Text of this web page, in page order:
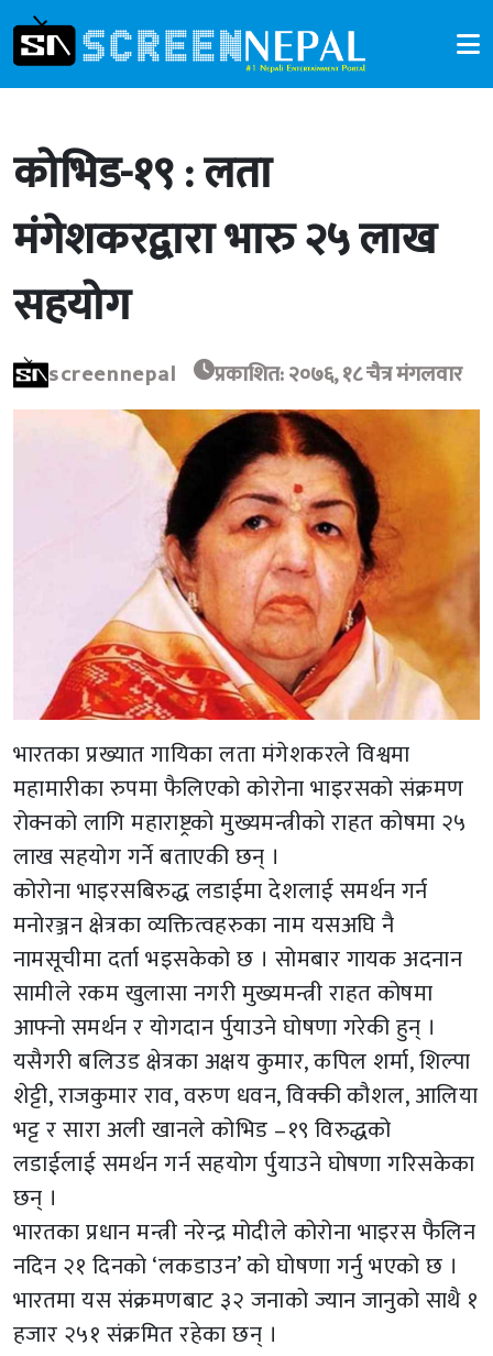
कोभिड-१९ : लता
मंगेशकरद्वारा भारु २५ लाख
सहयोग
screennepal प्रकाशित: २०७६, १८ चैत्र मंगलवार
भारतका प्रख्यात गायिका लता मंगेशकरले विश्वमा
महामारीका रुपमा फैलिएको कोरोना भाइरसको संक्रमण
रोक्नको लागि महाराष्ट्रको मुख्यमन्त्रीको राहत कोषमा २५
लाख सहयोग गर्ने बताएकी छन् ।
कोरोना भाइरसबिरुद्ध लडाईमा देशलाई समर्थन गर्न
मनोरञ्जन क्षेत्रका व्यक्तित्वहरुका नाम यसअघि नै
नामसूचीमा दर्ता भइसकेको छ । सोमबार गायक अदनान
सामीले रकम खुलासा नगरी मुख्यमन्त्री राहत कोषमा
आफ्नो समर्थन र योगदान र्पुयाउने घोषणा गरेकी हुन् ।
यसैगरी बलिउड क्षेत्रका अक्षय कुमार, कपिल शर्मा, शिल्पा
शेट्टी, राजकुमार राव, वरुण धवन, विक्की कौशल, आलिया
भट्ट र सारा अली खानले कोभिड –१९ विरुद्धको
लडाईलाई समर्थन गर्न सहयोग र्पुयाउने घोषणा गरिसकेका
छन् ।
भारतका प्रधान मन्त्री नरेन्द्र मोदीले कोरोना भाइरस फैलिन
नदिन २१ दिनको ‘लकडाउन’ को घोषणा गर्नु भएको छ ।
भारतमा यस संक्रमणबाट ३२ जनाको ज्यान जानुको साथै १
हजार २५१ संक्रमित रहेका छन् ।